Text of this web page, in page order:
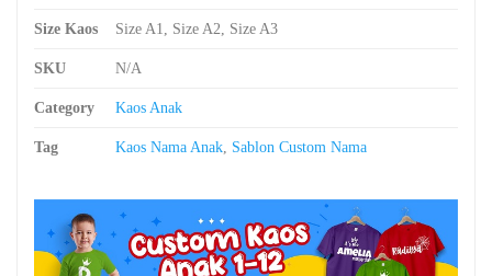
Size Kaos Size A1, Size A2, Size A3
SKU N/A
Category Kaos Anak
Tag Kaos Nama Anak, Sablon Custom Nama